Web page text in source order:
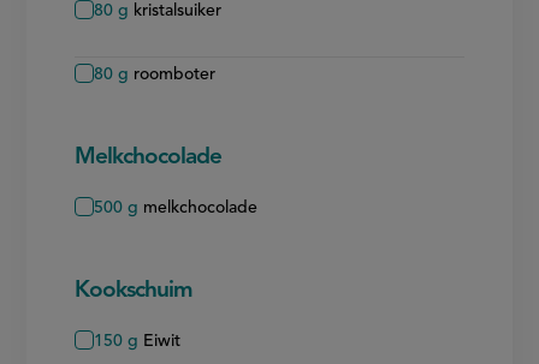
80 g kristalsuiker
80 g roomboter
Melkchocolade
500 g melkchocolade
Kookschuim
150 g Eiwit